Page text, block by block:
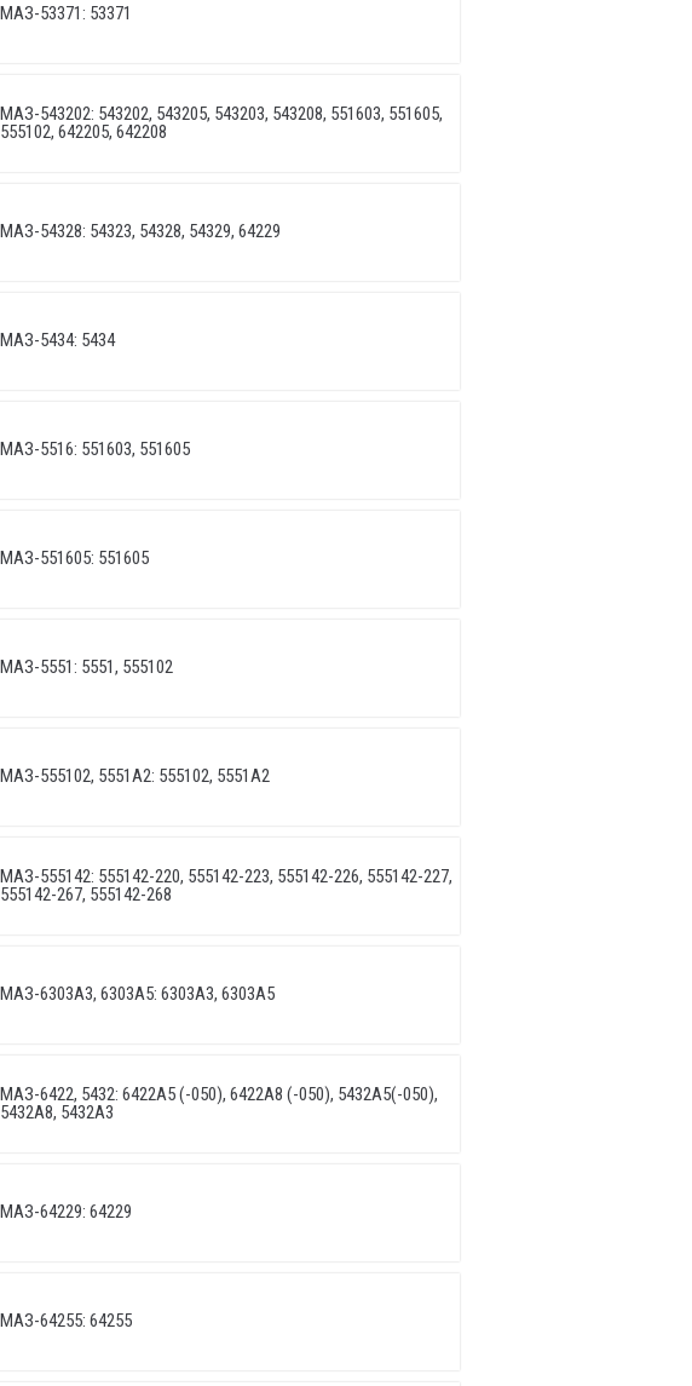
МАЗ-53371: 53371
МАЗ-543202: 543202, 543205, 543203, 543208, 551603, 551605,
555102, 642205, 642208
МАЗ-54328: 54323, 54328, 54329, 64229
МАЗ-5434: 5434
МАЗ-5516: 551603, 551605
МАЗ-551605: 551605
МАЗ-5551: 5551, 555102
МАЗ-555102, 5551А2: 555102, 5551А2
МАЗ-555142: 555142-220, 555142-223, 555142-226, 555142-227,
555142-267, 555142-268
МАЗ-6303A3, 6303A5: 6303A3, 6303A5
МАЗ-6422, 5432: 6422A5 (-050), 6422A8 (-050), 5432A5(-050),
5432A8, 5432A3
МАЗ-64229: 64229
МАЗ-64255: 64255